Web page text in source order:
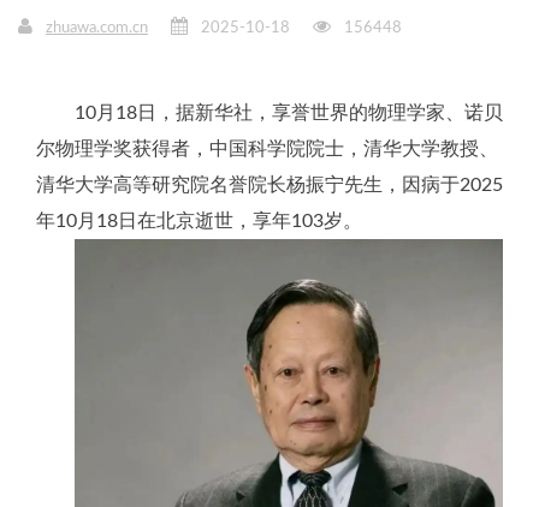
zhuawa.com.cn 2025-10-18 156448
10月18日，据新华社，享誉世界的物理学家、诺贝
尔物理学奖获得者，中国科学院院士，清华大学教授、
清华大学高等研究院名誉院长杨振宁先生，因病于2025
年10月18日在北京逝世，享年103岁。